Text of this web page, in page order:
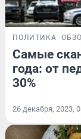
ПОЛИТИКА
Самые
года: от
30%
26 декабря, 2023,